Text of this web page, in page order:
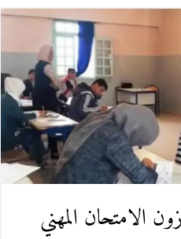
الامتحان المهني